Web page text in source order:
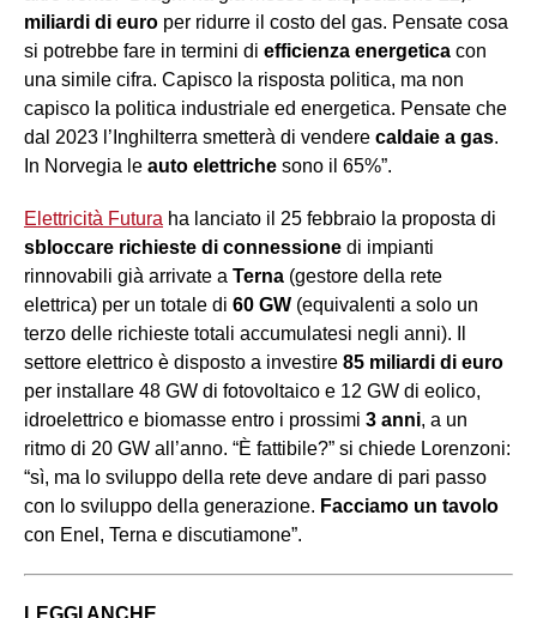
miliardi di euro per ridurre il costo del gas. Pensate cosa
si potrebbe fare in termini di efficienza energetica con
una simile cifra. Capisco la risposta politica, ma non
capisco la politica industriale ed energetica. Pensate che
dal 2023 l’Inghilterra smetterà di vendere caldaie a gas.
In Norvegia le auto elettriche sono il 65%”.
Elettricità Futura ha lanciato il 25 febbraio la proposta di
sbloccare richieste di connessione di impianti
rinnovabili già arrivate a Terna (gestore della rete
elettrica) per un totale di 60 GW (equivalenti a solo un
terzo delle richieste totali accumulatesi negli anni). Il
settore elettrico è disposto a investire 85 miliardi di euro
per installare 48 GW di fotovoltaico e 12 GW di eolico,
idroelettrico e biomasse entro i prossimi 3 anni, a un
ritmo di 20 GW all’anno. “È fattibile?” si chiede Lorenzoni:
“sì, ma lo sviluppo della rete deve andare di pari passo
con lo sviluppo della generazione. Facciamo un tavolo
con Enel, Terna e discutiamone”.